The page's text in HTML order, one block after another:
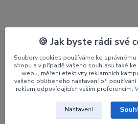
Parametry
Výrobce Legend
🍪 Jak byste rádi své
Soubory cookies používáme ke
shopu a v případě vašeho souhlasu také
webu, měření efektivity reklamních
vašeho oblíbeného nastavení při používání
reklam odpovídajících vašim preferencím.
Nastavení